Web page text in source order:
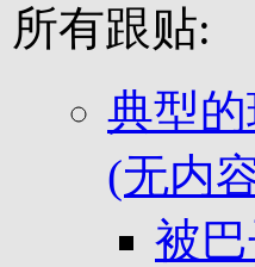
所有跟贴:
典型
(无内
被